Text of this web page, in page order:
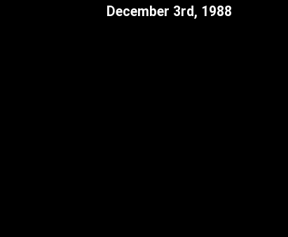
December 3rd, 1988